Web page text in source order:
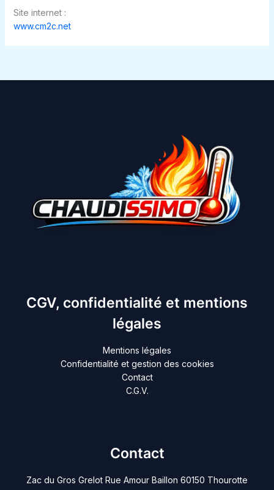
Site internet :
www.cm2c.net
CGV, confidentialité et mentions
légales
Mentions légales
Confidentialité et gestion des cookies
Contact
C.G.V.
Contact
Zac du Gros Grelot Rue Amour Baillon 60150 Thourotte